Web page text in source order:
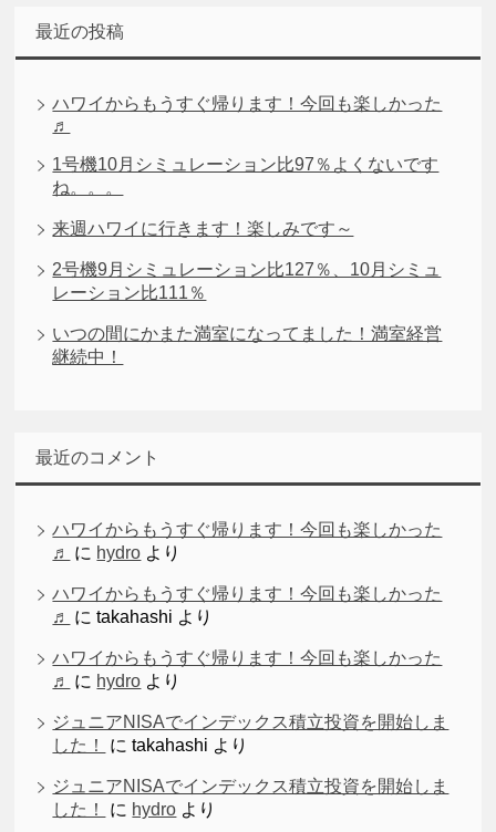
最近の投稿
ハワイからもうすぐ帰ります！今回も楽しかった
♬
1号機10月シミュレーション比97％よくないです
ね。。。
来週ハワイに行きます！楽しみです～
2号機9月シミュレーション比127％、10月シミュ
レーション比111％
いつの間にかまた満室になってました！満室経営
継続中！
最近のコメント
ハワイからもうすぐ帰ります！今回も楽しかった
♬
に hydro より
ハワイからもうすぐ帰ります！今回も楽しかった
♬
にtakahashi より
ハワイからもうすぐ帰ります！今回も楽しかった
♬
に hydro より
ジュニアNISAでインデックス積立投資を開始しま
した！
にtakahashi より
ジュニアNISAでインデックス積立投資を開始しま
した！
に hydro より